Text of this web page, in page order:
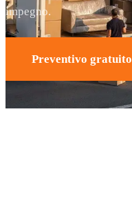
impegno.
Preventivo gratuito